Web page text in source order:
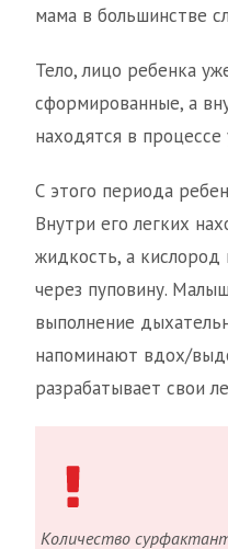
мама в большинстве
Тело, лицо ребенка
сформированные, а
находятся в
С этого периода
Внутри его легких
жидкость, а
через пуповину.
выполнение
напоминают вдох/
разрабатывает свои
Количество